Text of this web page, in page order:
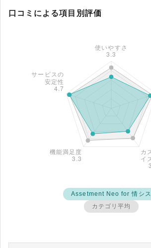
口コミによる項目別評価
Assetment Neo for 情シス
カテゴリ平均